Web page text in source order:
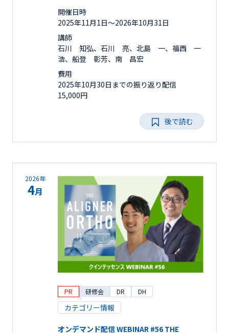
開催日時
2025年11月1日〜2026年10月31日
講師
石川 知弘、石川 亮、北島 一、福西 一
浩、船登 彰芳、南 昌宏
費用
2025年10月30日までの振り返り配信
15,000円
後で読む
2026年
4月
PR 研修会 DR DH
カテゴリー情報
オンデマンド配信 WEBINAR #56 THE